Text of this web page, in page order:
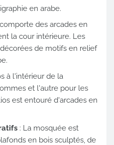
en arabe.
des arcades en
la cour intérieure. Les
de motifs en relief
à l'intérieur de la
et l'autre pour les
est entouré d'arcades en
: La mosquée est
en bois sculptés, de